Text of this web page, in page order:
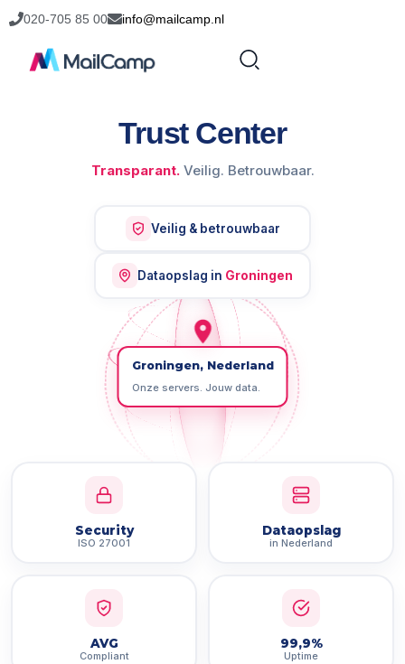
020-705 85 00 info@mailcamp.nl
Trust Center
Transparant.Veilig. Betrouwbaar.
Veilig & betrouwbaar
Dataopslag in Groningen
Groningen, Nederland
Onze servers. Jouw data.
Security
ISO 27001
Dataopslag
in Nederland
AVG
Compliant
99,9%
Uptime